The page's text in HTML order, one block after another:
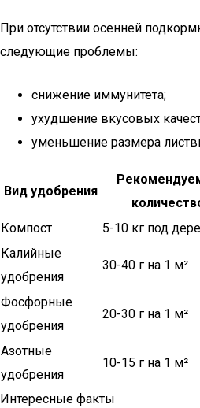
При отсутствии осенней
следующие проблемы:
снижение иммунитета;
ухудшение вкусовых
уменьшение размера
Вид удобрения
Компост 5-10 кг под
Калийные
удобрения
30-40 г на 1 м²
Фосфорные
удобрения
20-30 г на 1 м²
Азотные
удобрения
10-15 г на 1 м²
Интересные факты